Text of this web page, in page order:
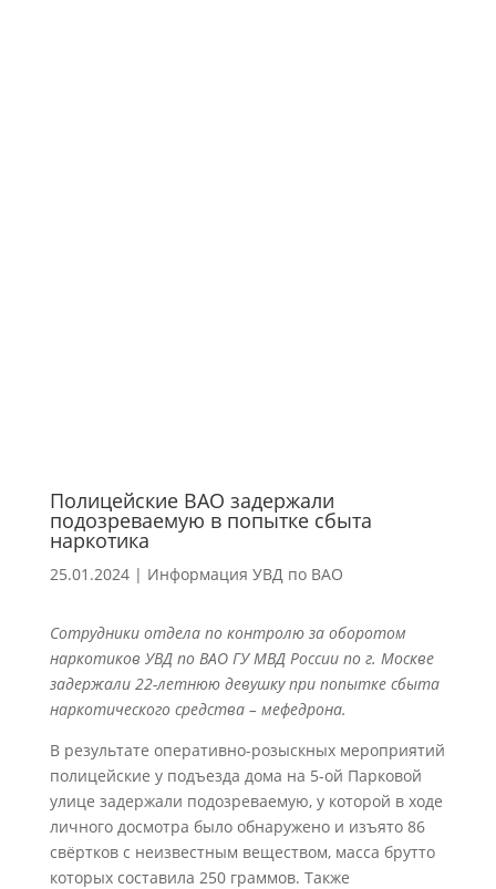
Полицейские ВАО задержали
подозреваемую в попытке сбыта
наркотика
25.01.2024| Информация УВД по ВАО
Сотрудники отдела по контролю за оборотом
наркотиков УВД по ВАО ГУ МВД России по г. Москве
задержали 22-летнюю девушку при попытке сбыта
наркотического средства – мефедрона.
В результате оперативно-розыскных мероприятий
полицейские у подъезда дома на 5-ой Парковой
улице задержали подозреваемую, у которой в ходе
личного досмотра было обнаружено и изъято 86
свёртков с неизвестным веществом, масса брутто
которых составила 250 граммов. Также